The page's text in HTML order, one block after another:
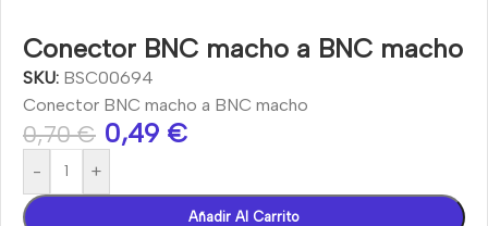
Conector BNC macho a BNC macho
SKU: BSC00694
Conector BNC macho a BNC macho
0,70€ 0,49 €
- +
Añadir Al Carrito